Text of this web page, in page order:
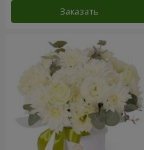
Заказать